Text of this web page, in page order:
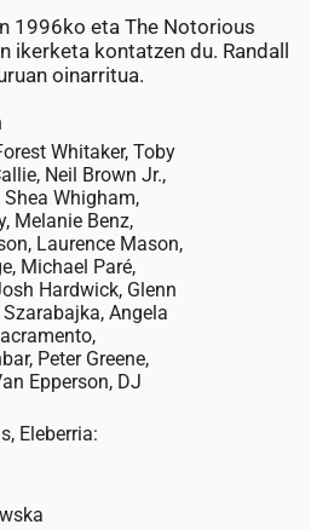
1996ko eta The Notorious
ikerketa kontatzen du. Randall
oinarritua.
Whitaker, Toby
Neil Brown Jr.,
Whigham,
Melanie Benz,
Laurence Mason,
Michael Paré,
Hardwick, Glenn
Angela
Peter Greene,
Epperson, DJ
Eleberria: